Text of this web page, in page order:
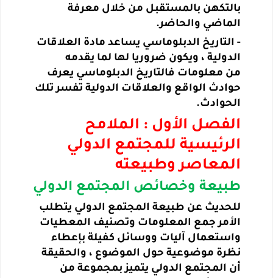
بالتكهن بالمستقبل من خلال معرفة
الماضي والحاضر.
- التاريخ الدبلوماسي يساعد مادة العلاقات
الدولية ، ويكون ضروريا لها لما يقدمه
من معلومات فالتاريخ الدبلوماسي يعرف
حوادث الواقع والعلاقات الدولية تفسر تلك
الحوادث.
الفصل الأول : الملامح
الرئيسية للمجتمع الدولي
المعاصر وطبيعته
طبيعة وخصائص المجتمع الدولي
للحديث عن طبيعة المجتمع الدولي يتطلب
الأمر جمع المعلومات وتصنيف المعطيات
واستعمال آليات ووسائل كفيلة بإعطاء
نظرة موضوعية حول الموضوع ، والحقيقة
أن المجتمع الدولي يتميز بمجموعة من